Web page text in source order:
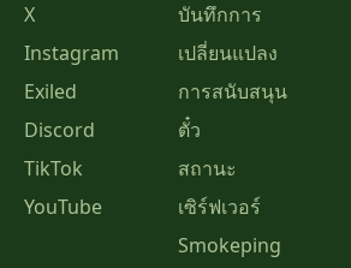
X
Instagram
Exiled
Discord
TikTok
YouTube
บันทึกการ
เปลี่ยนแปลง
การสนับสนุน
ตั๋ว
สถานะ
เซิร์ฟเวอร์
Smokeping